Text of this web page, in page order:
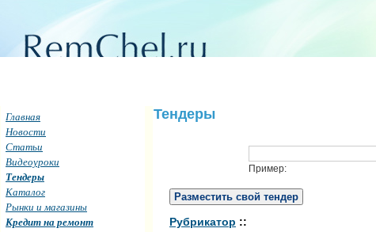
Тендеры
Пример:
Разместить свой тендер
Рубрикатор ::
Главная
Новости
Статьи
Видеоуроки
Тендеры
Каталог
Рынки и магазины
Кредит на ремонт